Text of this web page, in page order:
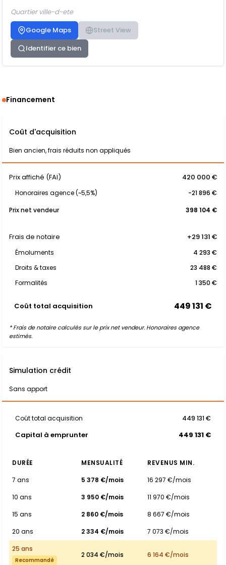
Quartier ville-d-ete
Google Maps
Street View
Identifier ce bien
Financement
Coût d'acquisition
Bien ancien, frais réduits non appliqués
Prix affiché (FAI) 420 000 €
Honoraires agence (~5,5%)
-21 896 €
Prix net vendeur
398 104 €
Frais de notaire +29 131 €
Émoluments
4 293 €
Droits & taxes
23 488 €
Formalités
1 350 €
Coût total acquisition 449 131 €
* Frais de notaire calculés sur le prix net vendeur. Honoraires agence
estimés.
Simulation crédit
Sans apport
Coût total acquisition 449 131 €
Capital à emprunter 449 131 €
DURÉE MENSUALITÉ
REVENUS MIN.
7 ans
5 378 €/mois
16 297 €/mois
10 ans
3 950 €/mois
11 970 €/mois
15 ans
2 860 €/mois
8 667 €/mois
20 ans
2 334 €/mois
7 073 €/mois
25 ans
Recommandé
2 034 €/mois 6 164 €/mois